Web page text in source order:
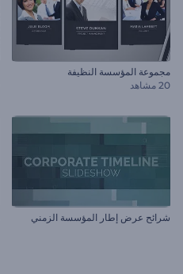
مجموعة المؤسسة النظيفة
20 مشاهد
شرائح عرض إطار المؤسسة الزمني